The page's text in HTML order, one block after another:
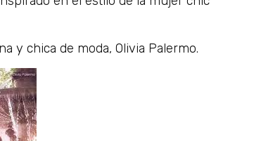
y chica de moda, Olivia Palermo.